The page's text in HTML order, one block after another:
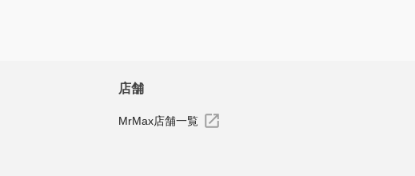
店舗
MrMax店舗一覧